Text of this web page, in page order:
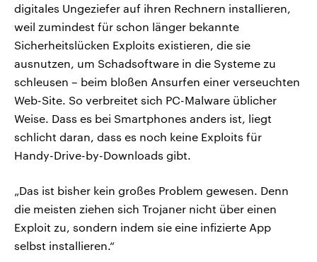
digitales Ungeziefer auf ihren Rechnern installieren,
weil zumindest für schon länger bekannte
Sicherheitslücken Exploits existieren, die sie
ausnutzen, um Schadsoftware in die Systeme zu
schleusen – beim bloßen Ansurfen einer verseuchten
Web-Site. So verbreitet sich PC-Malware üblicher
Weise. Dass es bei Smartphones anders ist, liegt
schlicht daran, dass es noch keine Exploits für
Handy-Drive-by-Downloads gibt.
„Das ist bisher kein großes Problem gewesen. Denn
die meisten ziehen sich Trojaner nicht über einen
Exploit zu, sondern indem sie eine infizierte App
selbst installieren.“